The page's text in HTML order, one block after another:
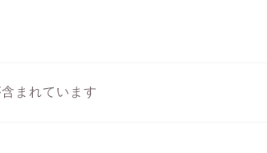
まれています